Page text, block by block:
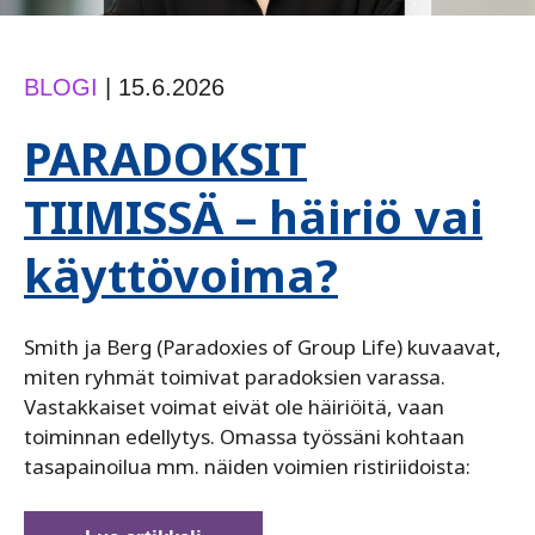
BLOGI 15.6.2026
PARADOKSIT
TIIMISSÄ – häiriö vai
käyttövoima?
Smith ja Berg (Paradoxies of Group Life) kuvaavat,
miten ryhmät toimivat paradoksien varassa.
Vastakkaiset voimat eivät ole häiriöitä, vaan
toiminnan edellytys. Omassa työssäni kohtaan
tasapainoilua mm. näiden voimien ristiriidoista: